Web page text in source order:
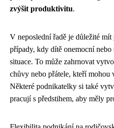
zvýšit produktivitu.
V neposlední řadě je důležité
případy, kdy dítě onemocní nebo
situace. To může zahrnovat
chůvy nebo přátele, kteří mohou
Některé podnikatelky si také
pracují s předstihem, aby měly